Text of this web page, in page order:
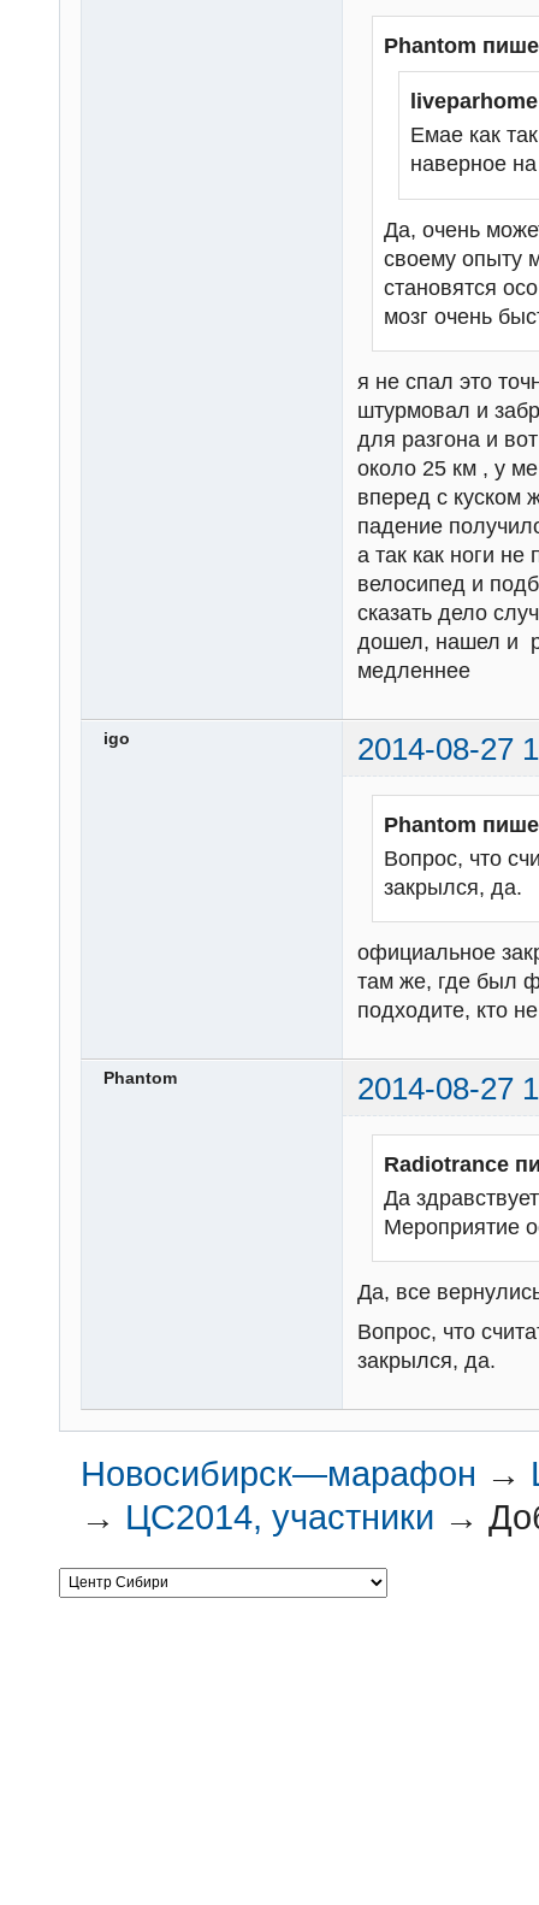
Phantom
Емае как
наверное
Да, очень
своему опыту
становятся
мозг очень
я не спал это
штурмовал и
для разгона и
около 25 км , у
вперед с куском
падение
а так как ноги
велосипед и
сказать дело
дошел, нашел и
медленнее
igo 2014-08-27
Phantom
Вопрос, что
закрылся, да.
официальное
там же, где был
подходите, кто
Phantom 2014-08-27
Radiotrance
Да
Мероприятие
Да, все
Вопрос, что
закрылся, да.
Новосибирск—марафон →
→ ЦС2014, участники →